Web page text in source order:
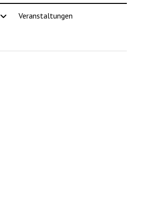
Veranstaltungen